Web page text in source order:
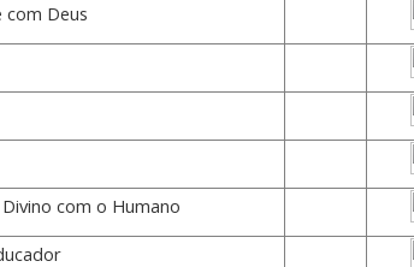
com Deus
com o Humano